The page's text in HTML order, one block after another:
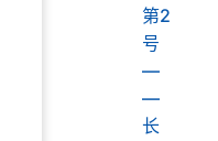
第2
号
—
—
长